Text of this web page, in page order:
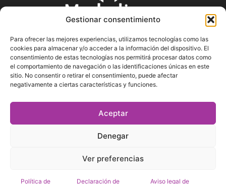
Gestionar consentimiento
Para ofrecer las mejores experiencias, utilizamos tecnologías como las
cookies para almacenar y/o acceder a la información del dispositivo. El
consentimiento de estas tecnologías nos permitirá procesar datos como
el comportamiento de navegación o las identificaciones únicas en este
sitio. No consentir o retirar el consentimiento, puede afectar
negativamente a ciertas características y funciones.
Aceptar
Denegar
Ver preferencias
Política de Declaración de Aviso legal de
SOBRE NOSOTROS
En Marketin.es encontrarás la más actualizada y veraz
información sobre el mundo del marketing; consejos
SÍGUENOS